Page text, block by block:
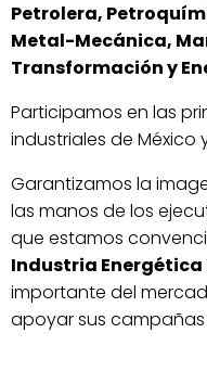
Petrolera,
Metal-Mecánica,
Transformación y
Participamos en las
industriales de México
Garantizamos la
las manos de los
que estamos
Industria Energética
importante del
apoyar sus